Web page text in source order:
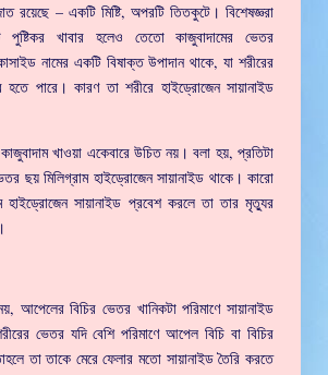
রয়েছে – একটি মিষ্টি, অপরটি তিতকুটে। বিশেষজ্ঞরা
খাবার হলেও তেতো কাজুবাদামের ভেতর
নামের একটি বিষাক্ত উপাদান থাকে, যা শরীরের
হতে পারে। কারণ তা শরীরে হাইড্রোজেন সায়ানাইড
খাওয়া একেবারে উচিত নয়। বলা হয়, প্রতিটা
ছয় মিলিগ্রাম হাইড্রোজেন সায়ানাইড থাকে। কারো
হাইড্রোজেন সায়ানাইড প্রবেশ করলে তা তার মৃত্যুর
বিচির ভেতর খানিকটা পরিমাণে সায়ানাইড
ভেতর যদি বেশি পরিমাণে আপেল বিচি বা বিচির
তা তাকে মেরে ফেলার মতো সায়ানাইড তৈরি করতে